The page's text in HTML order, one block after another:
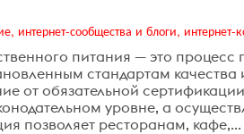
питания — это процесс
стандартам
от обязательной
уровне, а
позволяет ресторанам, кафе,...